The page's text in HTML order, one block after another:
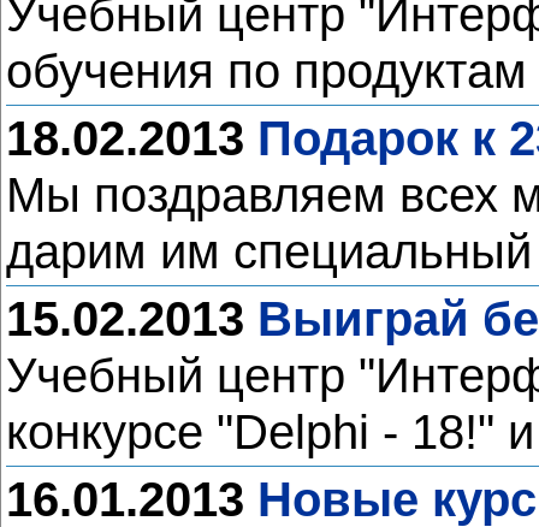
Учебный центр
обучения по
18.02.2013 Подарок к
Мы поздравляем всех
дарим им
15.02.2013 Выиграй
Учебный центр
конкурсе "Delphi - 18!"
16.01.2013 Новые